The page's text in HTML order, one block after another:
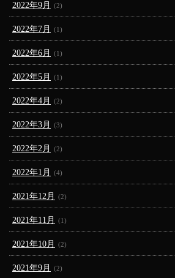
2022年9月 (2)
2022年7月 (1)
2022年6月 (1)
2022年5月 (1)
2022年4月 (2)
2022年3月 (3)
2022年2月 (2)
2022年1月 (4)
2021年12月 (2)
2021年11月 (1)
2021年10月 (2)
2021年9月 (2)